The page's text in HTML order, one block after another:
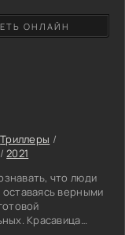
Триллеры /
/2021
что люди
верными
Красавица
ОНЛАЙН